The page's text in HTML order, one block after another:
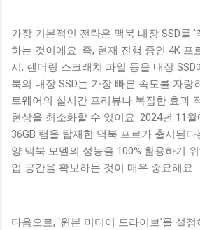
가장 기본적인 전략은 맥북 내장 SSD를
하는 것이에요. 즉, 현재 진행 중인 4K 프
시, 렌더링 스크래치 파일 등을 내장
북의 내장 SSD는 가장 빠른 속도를 자랑
트웨어의 실시간 프리뷰나 복잡한 효과
현상을 최소화할 수 있어요. 2024년 11
36GB 램을 탑재한 맥북 프로가 출시된
양 맥북 모델의 성능을 100% 활용하기
업 공간을 확보하는 것이 매우 중요해요.
다음으로, '원본 미디어 드라이브'를 설